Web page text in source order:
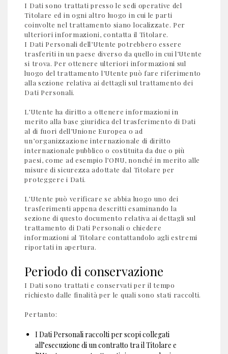
I Dati sono trattati presso le sedi operative del
Titolare ed in ogni altro luogo in cui le parti
coinvolte nel trattamento siano localizzate. Per
ulteriori informazioni, contatta il Titolare.
I Dati Personali dell’Utente potrebbero essere
trasferiti in un paese diverso da quello in cui l’Utente
si trova. Per ottenere ulteriori informazioni sul
luogo del trattamento l’Utente può fare riferimento
alla sezione relativa ai dettagli sul trattamento dei
Dati Personali.
L’Utente ha diritto a ottenere informazioni in
merito alla base giuridica del trasferimento di Dati
al di fuori dell’Unione Europea o ad
un’organizzazione internazionale di diritto
internazionale pubblico o costituita da due o più
paesi, come ad esempio l’ONU, nonché in merito alle
misure di sicurezza adottate dal Titolare per
proteggere i Dati.
L’Utente può verificare se abbia luogo uno dei
trasferimenti appena descritti esaminando la
sezione di questo documento relativa ai dettagli sul
trattamento di Dati Personali o chiedere
informazioni al Titolare contattandolo agli estremi
riportati in apertura.
Periodo di conservazione
I Dati sono trattati e conservati per il tempo
richiesto dalle finalità per le quali sono stati raccolti.
Pertanto:
I Dati Personali raccolti per scopi collegati
all’esecuzione di un contratto tra il Titolare e